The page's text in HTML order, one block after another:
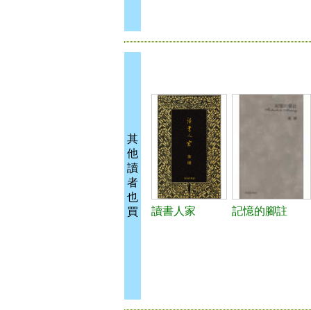
其
他
讀
者
也
買
讀書人家 記憶的腳註